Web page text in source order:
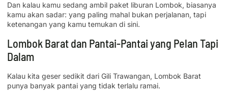
Dan kalau kamu sedang ambil paket liburan Lombok, biasanya
kamu akan sadar: yang paling mahal bukan perjalanan, tapi
ketenangan yang kamu temukan di sini.
Lombok Barat dan Pantai-Pantai yang Pelan Tapi
Dalam
Kalau kita geser sedikit dari Gili Trawangan, Lombok Barat
punya banyak pantai yang tidak terlalu ramai.